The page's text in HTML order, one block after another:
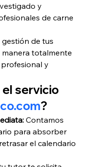
y
de carne
gestión de tus
manera totalmente
y
el servicio
?
Contamos
para absorber
el calendario